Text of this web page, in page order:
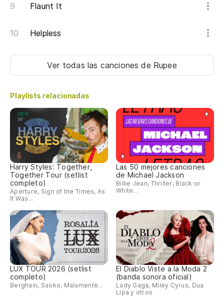
Flaunt It
Helpless
Ver todas las cancionesde Rupee
Playlists relacionadas
Harry Styles: Together,
Together Tour (setlist
completo)
Aperture, Sign of the Times, As
It Was...
Las 50 mejores canciones
de Michael Jackson
Billie Jean, Thriller, Black or
White...
LUX TOUR 2026 (setlist
completo)
Berghain, Saoko, Malamente...
El Diablo Viste a la Moda 2
(banda sonora oficial)
Lady Gaga, Miley Cyrus, Dua
Lipa y otros